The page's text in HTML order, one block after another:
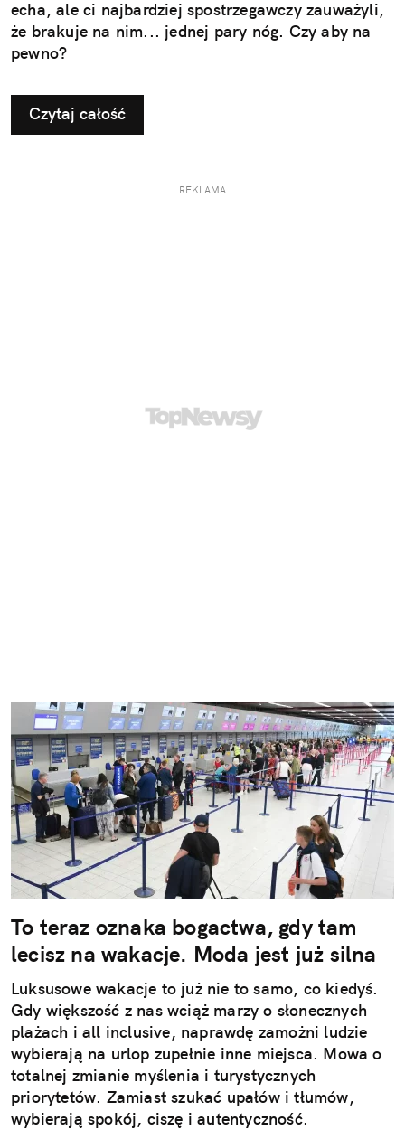
echa, ale ci najbardziej spostrzegawczy zauważyli,
że brakuje na nim... jednej pary nóg. Czy aby na
pewno?
Czytaj całość
REKLAMA
To teraz oznaka bogactwa, gdy tam
lecisz na wakacje. Moda jest już silna
Luksusowe wakacje to już nie to samo, co kiedyś.
Gdy większość z nas wciąż marzy o słonecznych
plażach i all inclusive, naprawdę zamożni ludzie
wybierają na urlop zupełnie inne miejsca. Mowa o
totalnej zmianie myślenia i turystycznych
priorytetów. Zamiast szukać upałów i tłumów,
wybierają spokój, ciszę i autentyczność.